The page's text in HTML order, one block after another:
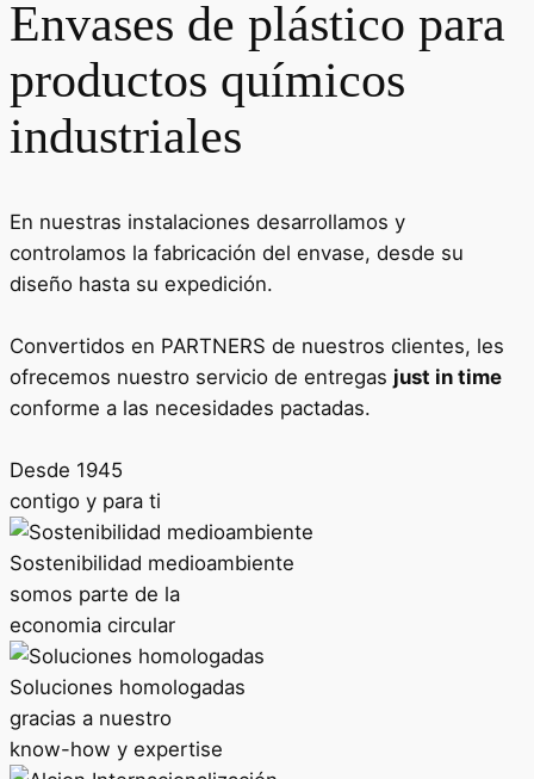
Envases de plástico para
productos químicos
industriales
En nuestras instalaciones desarrollamos y
controlamos la fabricación del envase, desde su
diseño hasta su expedición.
Convertidos en PARTNERS de nuestros clientes, les
ofrecemos nuestro servicio de entregas just in time
conforme a las necesidades pactadas.
Desde 1945
contigo y para ti
Sostenibilidad medioambiente
somos parte de la
economia circular
Soluciones homologadas
gracias a nuestro
know-how y expertise